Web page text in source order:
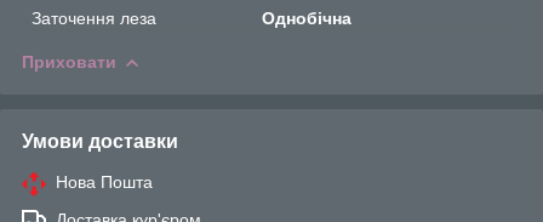
Заточення леза
Однобічна
Приховати
Умови доставки
Нова Пошта